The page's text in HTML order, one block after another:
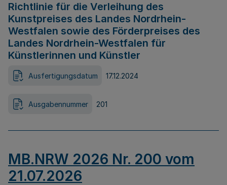
Richtlinie für die Verleihung des
Kunstpreises des Landes Nordrhein-
Westfalen sowie des Förderpreises des
Landes Nordrhein-Westfalen für
Künstlerinnen und Künstler
Ausfertigungsdatum 17.12.2024
Ausgabennummer 201
MB.NRW 2026 Nr. 200 vom
21.07.2026